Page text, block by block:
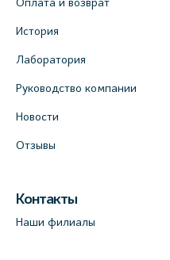
История
Лаборатория
Руководство компании
Новости
Отзывы
Контакты
Наши филиалы